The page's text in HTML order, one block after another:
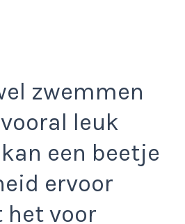
zwemmen
leuk
een beetje
ervoor
het voor